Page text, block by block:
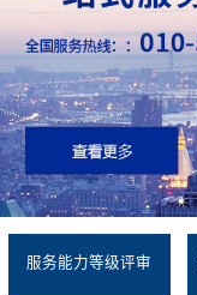
服务能力等级评审